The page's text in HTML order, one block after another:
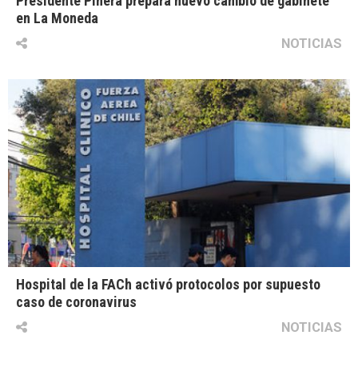
en La Moneda
NOTICIAS
Hospital de la FACh activó protocolos por supuesto
caso de coronavirus
NOTICIAS